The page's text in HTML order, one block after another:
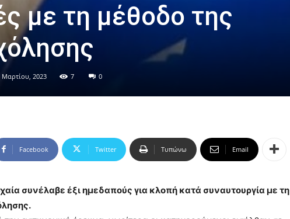
με τη μέθοδο της
Μαρτίου, 2023 7 0
Facebook Twitter Τυπώνω Email
συνέλαβε έξι ημεδαπούς για κλοπή κατά συναυτουργία με τη